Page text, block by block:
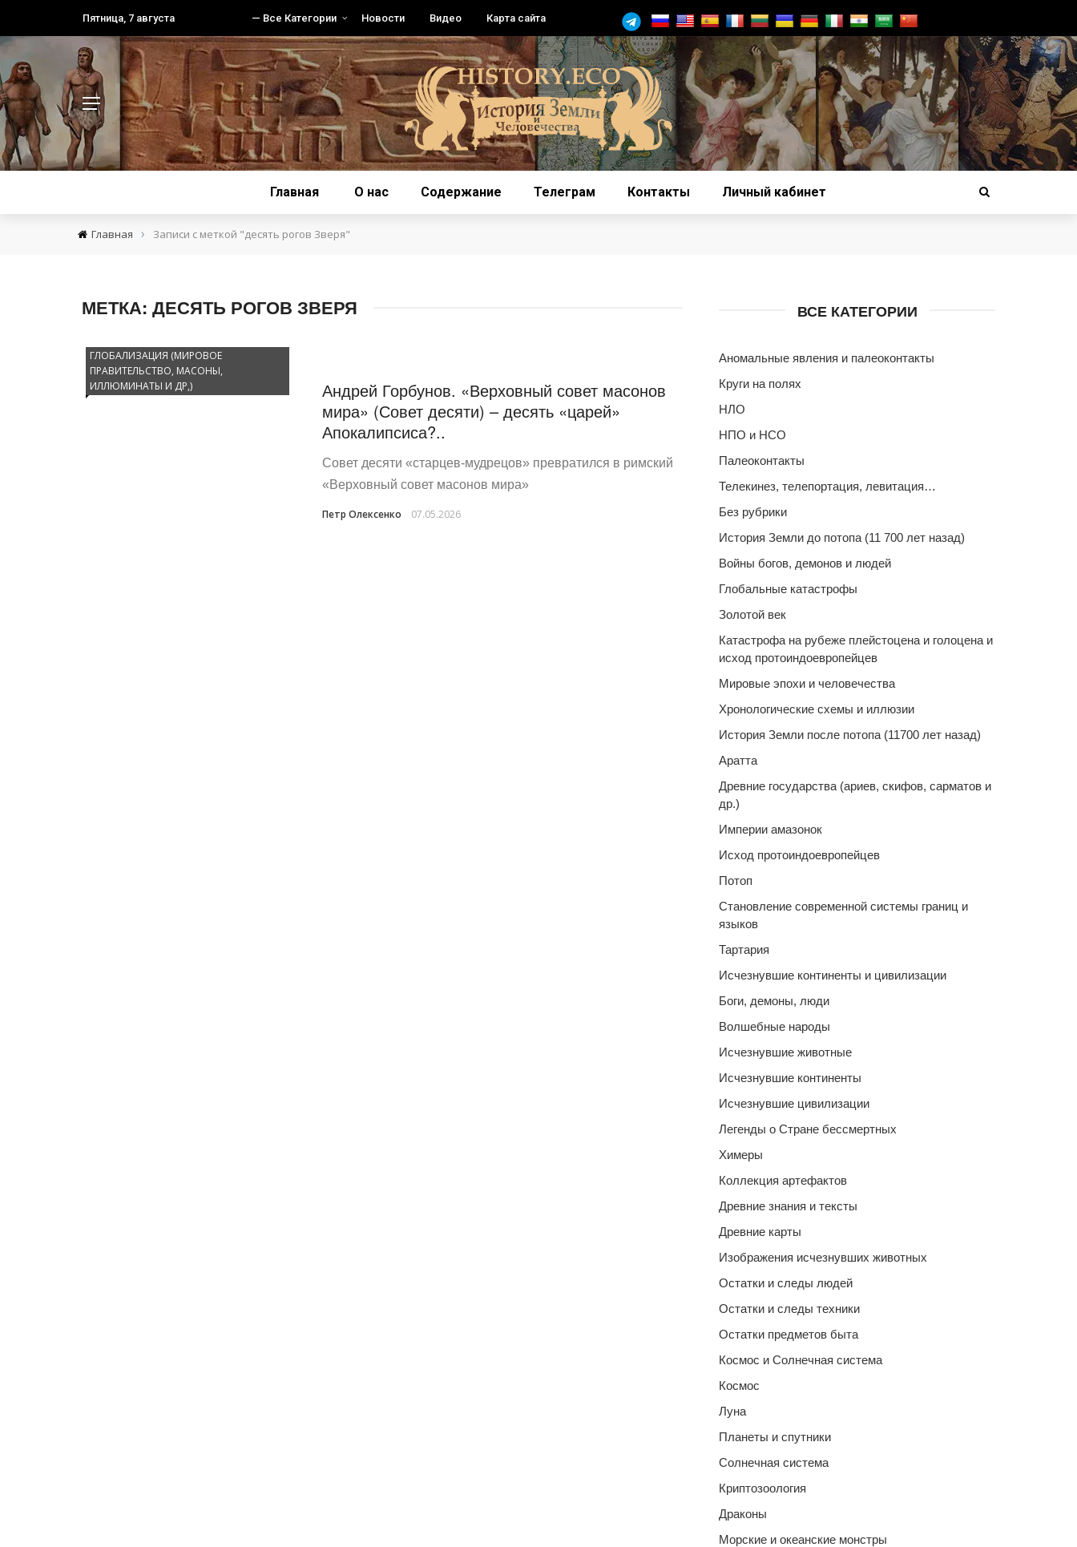
Пятница, 7 августа — Все Категории Новости Видео Карта сайта
Главная О нас Содержание Телеграм Контакты Личный кабинет
Главная › Записи с меткой "десять рогов Зверя"
МЕТКА: ДЕСЯТЬ РОГОВ ЗВЕРЯ
ГЛОБАЛИЗАЦИЯ (МИРОВОЕ
ПРАВИТЕЛЬСТВО, МАСОНЫ,
ИЛЛЮМИНАТЫ И ДР,)
Андрей Горбунов. «Верховный совет масонов
мира» (Совет десяти) – десять «царей»
Апокалипсиса?..
Совет десяти «старцев‑мудрецов» превратился в римский
«Верховный совет масонов мира»
Петр Олексенко 07.05.2026
ВСЕ КАТЕГОРИИ
Аномальные явления и палеоконтакты
Круги на полях
НЛО
НПО и НСО
Палеоконтакты
Телекинез, телепортация, левитация…
Без рубрики
История Земли до потопа (11 700 лет назад)
Войны богов, демонов и людей
Глобальные катастрофы
Золотой век
Катастрофа на рубеже плейстоцена и голоцена и
исход протоиндоевропейцев
Мировые эпохи и человечества
Хронологические схемы и иллюзии
История Земли после потопа (11700 лет назад)
Аратта
Древние государства (ариев, скифов, сарматов и
др.)
Империи амазонок
Исход протоиндоевропейцев
Потоп
Становление современной системы границ и
языков
Тартария
Исчезнувшие континенты и цивилизации
Боги, демоны, люди
Волшебные народы
Исчезнувшие животные
Исчезнувшие континенты
Исчезнувшие цивилизации
Легенды о Стране бессмертных
Химеры
Коллекция артефактов
Древние знания и тексты
Древние карты
Изображения исчезнувших животных
Остатки и следы людей
Остатки и следы техники
Остатки предметов быта
Космос и Солнечная система
Космос
Луна
Планеты и спутники
Солнечная система
Криптозоология
Драконы
Морские и океанские монстры